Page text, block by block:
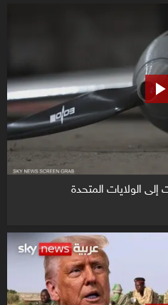
الولايات المتحدة